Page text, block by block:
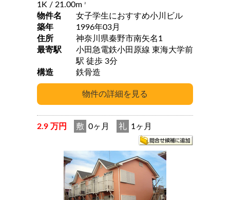
1K / 21.00m 2
物件名
女子学生におすすめ小川ビル
築年
1996年03月
住所
神奈川県秦野市南矢名1
最寄駅
小田急電鉄小田原線 東海大学前
駅 徒歩 3分
構造
鉄骨造
2.9 万円 敷 0ヶ月 礼 1ヶ月